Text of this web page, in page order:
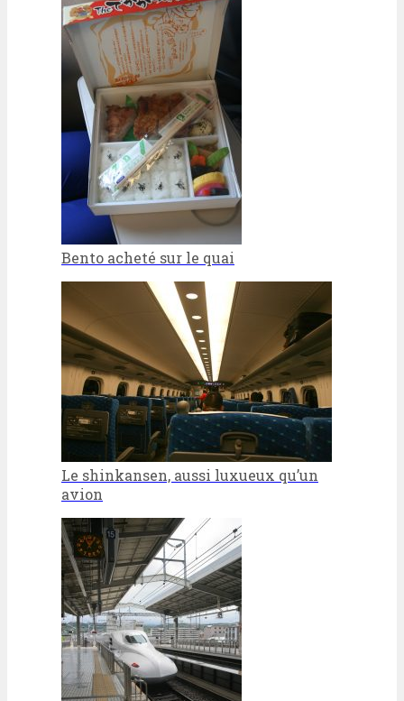
Bento acheté sur le quai
Le shinkansen, aussi luxueux qu’un
avion